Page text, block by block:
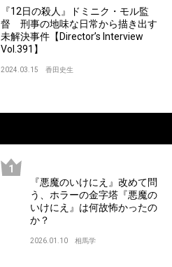
『12日の殺人』ドミニク・モル監
督 刑事の地味な日常から描き出す
未解決事件【Director’s Interview
Vol.391】
2024.03.15 香田史生
『悪魔のいけにえ』改めて問
う、ホラーの金字塔『悪魔の
いけにえ』は何故怖かったの
か？
2026.01.10 相馬学